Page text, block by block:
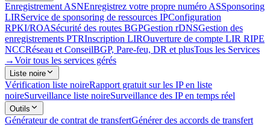
Enregistrement ASNEnregistrez votre propre numéro ASSponsoring
LIRService de sponsoring de ressources IPConfiguration
RPKI/ROASécurité des routes BGPGestion rDNSGestion des
enregistrements PTRInscription LIROuverture de compte LIR RIPE
NCCRéseau et ConseilBGP, Pare-feu, DR et plusTous les Services
→Voir tous les services gérés
Liste noire
Vérification liste noireRapport gratuit sur les IP en liste
noireSurveillance liste noireSurveillance des IP en temps réel
Outils
Générateur de contrat de transfertGénérer des accords de transfert